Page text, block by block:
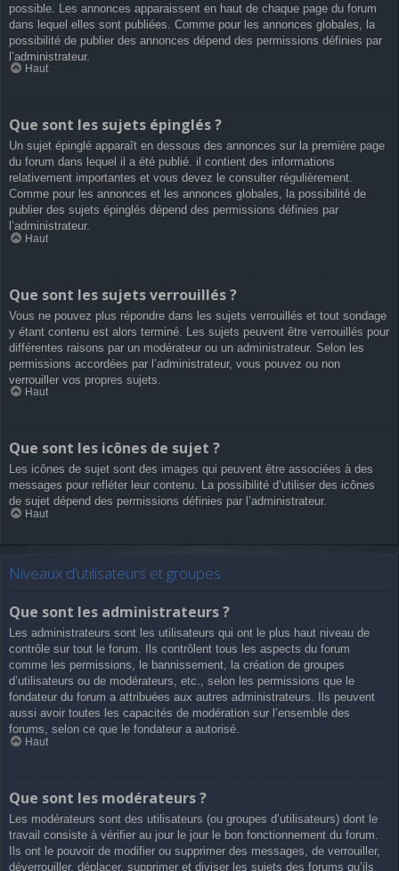
possible. Les annonces apparaissent en haut de chaque page du forum
dans lequel elles sont publiées. Comme pour les annonces globales, la
possibilité de publier des annonces dépend des permissions définies par
l’administrateur.
Haut
Que sont les sujets épinglés ?
Un sujet épinglé apparaît en dessous des annonces sur la première page
du forum dans lequel il a été publié. il contient des informations
relativement importantes et vous devez le consulter régulièrement.
Comme pour les annonces et les annonces globales, la possibilité de
publier des sujets épinglés dépend des permissions définies par
l’administrateur.
Haut
Que sont les sujets verrouillés ?
Vous ne pouvez plus répondre dans les sujets verrouillés et tout sondage
y étant contenu est alors terminé. Les sujets peuvent être verrouillés pour
différentes raisons par un modérateur ou un administrateur. Selon les
permissions accordées par l’administrateur, vous pouvez ou non
verrouiller vos propres sujets.
Haut
Que sont les icônes de sujet ?
Les icônes de sujet sont des images qui peuvent être associées à des
messages pour refléter leur contenu. La possibilité d’utiliser des icônes
de sujet dépend des permissions définies par l’administrateur.
Haut
Niveaux d’utilisateurs et groupes
Que sont les administrateurs ?
Les administrateurs sont les utilisateurs qui ont le plus haut niveau de
contrôle sur tout le forum. Ils contrôlent tous les aspects du forum
comme les permissions, le bannissement, la création de groupes
d’utilisateurs ou de modérateurs, etc., selon les permissions que le
fondateur du forum a attribuées aux autres administrateurs. Ils peuvent
aussi avoir toutes les capacités de modération sur l’ensemble des
forums, selon ce que le fondateur a autorisé.
Haut
Que sont les modérateurs ?
Les modérateurs sont des utilisateurs (ou groupes d’utilisateurs) dont le
travail consiste à vérifier au jour le jour le bon fonctionnement du forum.
Ils ont le pouvoir de modifier ou supprimer des messages, de verrouiller,
déverrouiller, déplacer, supprimer et diviser les sujets des forums qu’ils